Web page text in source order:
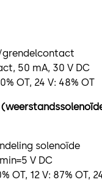
grendelcontact
50 mA, 30 V DC
OT, 24 V: 48% OT
solenoïde
V DC
OT, 12 V: 87% OT,